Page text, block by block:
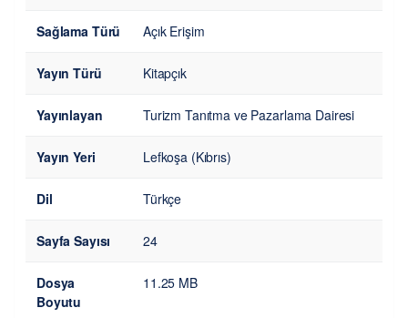
Sağlama Türü Açık Erişim
Yayın Türü Kitapçık
Yayınlayan Turizm Tanıtma ve Pazarlama Dairesi
Yayın Yeri Lefkoşa (Kıbrıs)
Dil Türkçe
Sayfa Sayısı 24
Dosya
Boyutu
11.25 MB